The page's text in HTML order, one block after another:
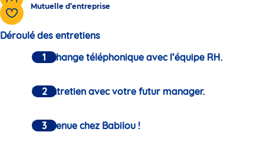
Mutuelle d’entreprise
Déroulé des entretiens
Un échange téléphonique avec l’équipe RH.
Un entretien avec votre futur manager.
Bienvenue chez Babilou !